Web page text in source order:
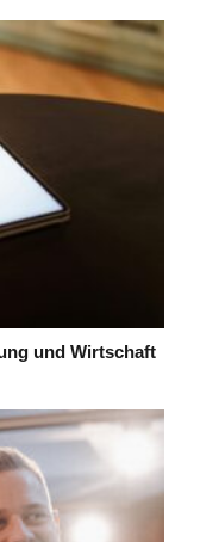
und Wirtschaft